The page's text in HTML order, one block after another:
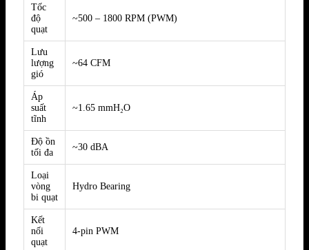
Tốc
độ
quạt
~500 – 1800 RPM (PWM)
Lưu
lượng
gió
~64 CFM
Áp
suất
tĩnh
~1.65 mmH₂O
Độ ồn
tối đa
~30 dBA
Loại
vòng
bi quạt
Hydro Bearing
Kết
nối
quạt
4-pin PWM